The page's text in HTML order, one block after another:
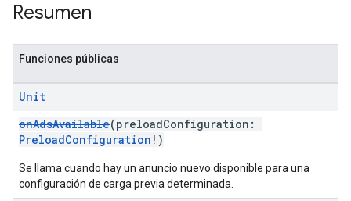
Resumen
Funciones públicas
Unit
onAdsAvailable(preloadConfiguration:
PreloadConfiguration !)
Se llama cuando hay un anuncio nuevo disponible para una
configuración de carga previa determinada.